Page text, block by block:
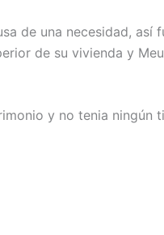
de una necesidad,
de su vivienda y
y no tenia